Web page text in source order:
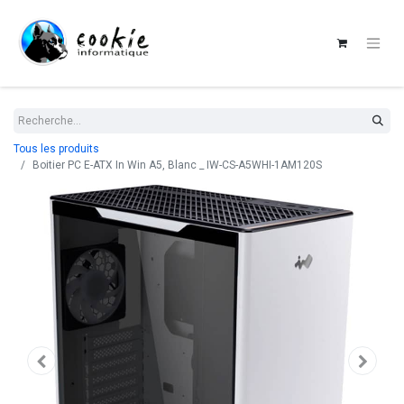
Tous les produits
Boitier PC E-ATX In Win A5, Blanc _ IW-CS-A5WHI-1AM120S